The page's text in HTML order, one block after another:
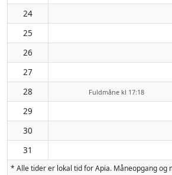
24
25
26
27
28
Fuldmåne kl 17:18
29
30
31
* Alle tider er lokal tid for Apia. Måneopgang og